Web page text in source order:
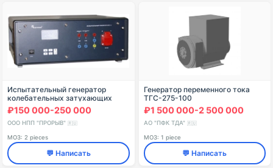
Испытательный генератор
колебательных затухающих
помех ИГС 1.1
₽150 000-250 000
ООО НПП "ПРОРЫВ" 🇷🇺
МОЗ: 2 pieces
💬 Написать
Генератор переменного тока
ТГС-275-100
₽1 500 000-2 500 000
АО "ПФК ТДА" 🇷🇺
МОЗ: 1 piece
💬 Написать